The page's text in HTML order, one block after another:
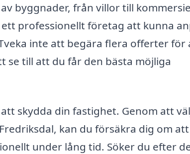
byggnader, från villor till
professionellt företag att kunna
inte att begära flera offerter för
se till att du får den bästa möjliga
skydda din fastighet. Genom att
kan du försäkra dig om
under lång tid. Söker du efter